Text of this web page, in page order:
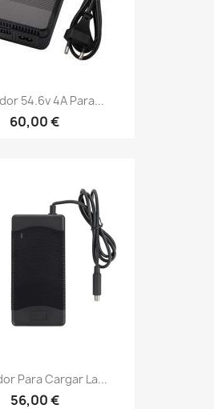
54.6v 4A Para...
60,00 €
Para Cargar La...
56,00 €